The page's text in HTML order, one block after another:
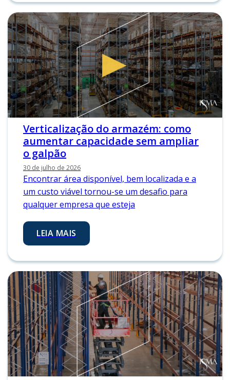
Verticalização do armazém: como
aumentar capacidade sem ampliar
o galpão
30 de julho de 2026
Encontrar área disponível, bem localizada e a
um custo viável tornou-se um desafio para
qualquer empresa que esteja
LEIA MAIS